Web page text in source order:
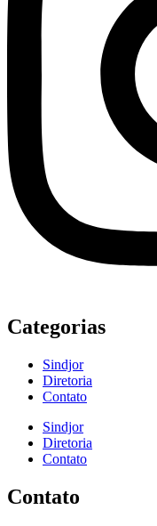
Categorias
Sindjor
Diretoria
Contato
Sindjor
Diretoria
Contato
Contato